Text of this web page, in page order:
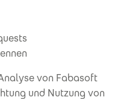
von Fabasoft
und Nutzung von